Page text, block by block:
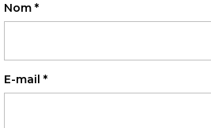
Nom *
E-mail *